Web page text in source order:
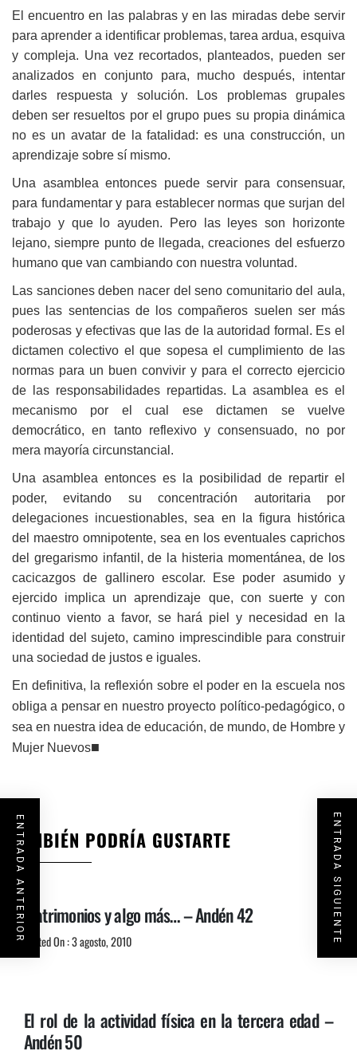
El encuentro en las palabras y en las miradas debe servir
para aprender a identificar problemas, tarea ardua, esquiva
y compleja. Una vez recortados, planteados, pueden ser
analizados en conjunto para, mucho después, intentar
darles respuesta y solución. Los problemas grupales
deben ser resueltos por el grupo pues su propia dinámica
no es un avatar de la fatalidad: es una construcción, un
aprendizaje sobre sí mismo.
Una asamblea entonces puede servir para consensuar,
para fundamentar y para establecer normas que surjan del
trabajo y que lo ayuden. Pero las leyes son horizonte
lejano, siempre punto de llegada, creaciones del esfuerzo
humano que van cambiando con nuestra voluntad.
Las sanciones deben nacer del seno comunitario del aula,
pues las sentencias de los compañeros suelen ser más
poderosas y efectivas que las de la autoridad formal. Es el
dictamen colectivo el que sopesa el cumplimiento de las
normas para un buen convivir y para el correcto ejercicio
de las responsabilidades repartidas. La asamblea es el
mecanismo por el cual ese dictamen se vuelve
democrático, en tanto reflexivo y consensuado, no por
mera mayoría circunstancial.
Una asamblea entonces es la posibilidad de repartir el
poder, evitando su concentración autoritaria por
delegaciones incuestionables, sea en la figura histórica
del maestro omnipotente, sea en los eventuales caprichos
del gregarismo infantil, de la histeria momentánea, de los
cacicazgos de gallinero escolar. Ese poder asumido y
ejercido implica un aprendizaje que, con suerte y con
continuo viento a favor, se hará piel y necesidad en la
identidad del sujeto, camino imprescindible para construir
una sociedad de justos e iguales.
En definitiva, la reflexión sobre el poder en la escuela nos
obliga a pensar en nuestro proyecto político-pedagógico, o
sea en nuestra idea de educación, de mundo, de Hombre y
Mujer Nuevos■
TAMBIÉN PODRÍA GUSTARTE
Matrimonios y algo más… – Andén 42
Posted On : 3 agosto, 2010
El rol de la actividad física en la tercera edad –
Andén 50
ENTRADA ANTERIOR ENTRADA SIGUIENTE